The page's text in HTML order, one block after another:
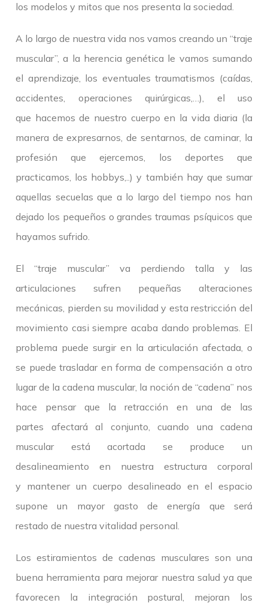
los modelos y mitos que nos presenta la sociedad.
A lo largo de nuestra vida nos vamos creando un “traje
muscular”, a la herencia genética le vamos sumando
el aprendizaje, los eventuales traumatismos (caídas,
accidentes, operaciones quirúrgicas,…), el uso
que hacemos de nuestro cuerpo en la vida diaria (la
manera de expresarnos, de sentarnos, de caminar, la
profesión que ejercemos, los deportes que
practicamos, los hobbys,..) y también hay que sumar
aquellas secuelas que a lo largo del tiempo nos han
dejado los pequeños o grandes traumas psíquicos que
hayamos sufrido.
El “traje muscular” va perdiendo talla y las
articulaciones sufren pequeñas alteraciones
mecánicas, pierden su movilidad y esta restricción del
movimiento casi siempre acaba dando problemas. El
problema puede surgir en la articulación afectada, o
se puede trasladar en forma de compensación a otro
lugar de la cadena muscular, la noción de “cadena” nos
hace pensar que la retracción en una de las
partes afectará al conjunto, cuando una cadena
muscular está acortada se produce un
desalineamiento en nuestra estructura corporal
y mantener un cuerpo desalineado en el espacio
supone un mayor gasto de energía que será
restado de nuestra vitalidad personal.
Los estiramientos de cadenas musculares son una
buena herramienta para mejorar nuestra salud ya que
favorecen la integración postural, mejoran los